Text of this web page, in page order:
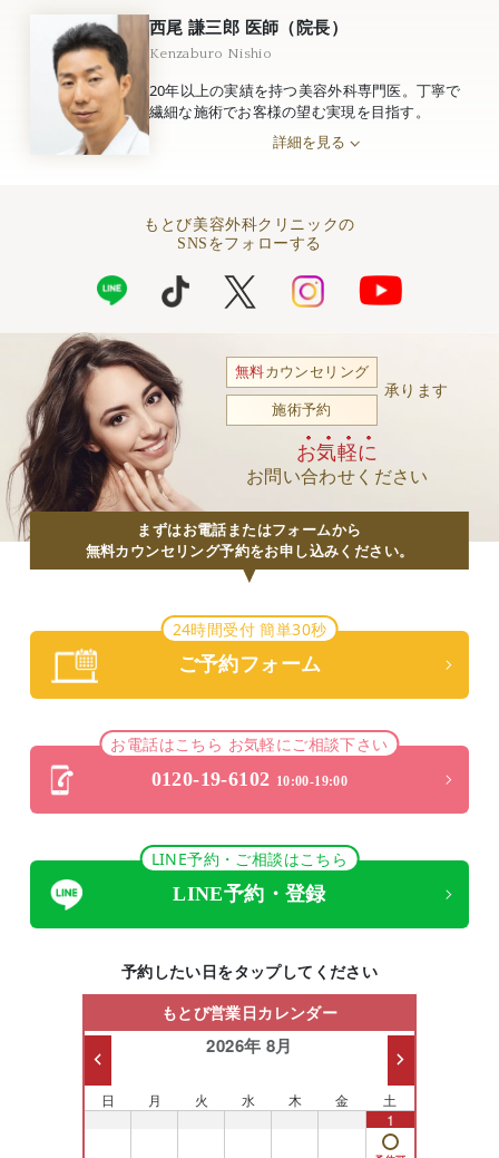
西尾 謙三郎 医師（院長）
Kenzaburo Nishio
20年以上の実績を持つ美容外科専門医。丁寧で
繊細な施術でお客様の望む実現を目指す。
詳細を見る
もとび美容外科クリニックの
SNSをフォローする
無料カウンセリング
施術予約
承ります
お気軽に
お問い合わせください
まずはお電話またはフォームから
無料カウンセリング予約をお申し込みください。
24時間受付 簡単30秒
ご予約フォーム
お電話はこちら お気軽にご相談下さい
0120-19-6102 10:00-19:00
LINE予約・ご相談はこちら
LINE予約・登録
予約したい日をタップしてください
もとび営業日カレンダー
2026年 8月
日 月 火 水 木 金 土
1